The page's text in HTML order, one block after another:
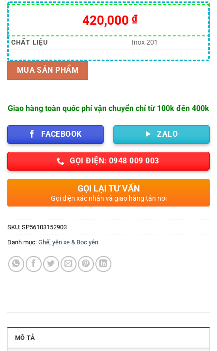
5.00trên 5
dựa trên
1
đánh giá
420,000 ₫
CHẤT LIỆU Inox 201
MUA SẢN PHẨM
Giao hàng toàn quốc phí vận chuyển chỉ từ 100k đến 400k
FACEBOOK ZALO
GỌI ĐIỆN: 0948 009 003
GỌI LẠI TƯ VẤN
Gọi điện xác nhận và giao hàng tận nơi
SKU: SP56103152903
Danh mục: Ghế, yên xe & Bọc yên
MÔ TẢ